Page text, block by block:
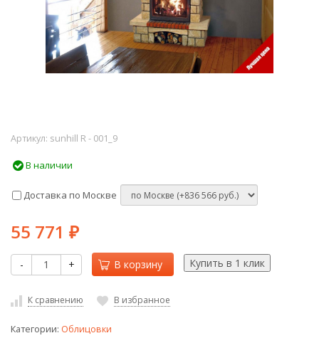
Артикул: sunhill R - 001_9
В наличии
Доставка по Москве
55 771 ₽
- + В корзину
К сравнению В избранное
Категории: Облицовки